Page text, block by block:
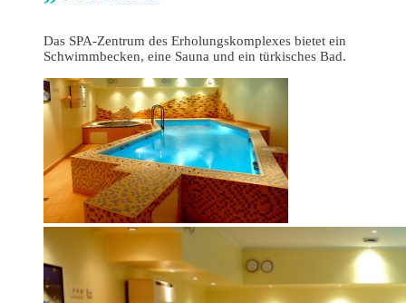
Das SPA-Zentrum des Erholungskomplexes bietet ein
Schwimmbecken, eine Sauna und ein türkisches Bad.